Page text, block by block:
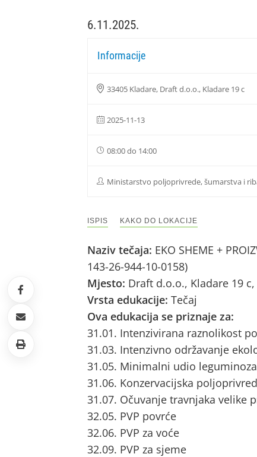
6.11.2025.
Informacije
33405 Kladare, Draft d.o.o., Kladare 19 c
2025-11-13
08:00 do 14:00
Ministarstvo poljoprivrede, šumarstva i
ISPIS KAKO DO LOKACIJE
Naziv tečaja: EKO SHEME +
143-26-944-10-0158)
Mjesto: Draft d.o.o., Kladare 19
Vrsta edukacije: Tečaj
Ova edukacija se priznaje za:
31.01. Intenzivirana raznolikost
31.03. Intenzivno održavanje
31.05. Minimalni udio
31.06. Konzervacijska
31.07. Očuvanje travnjaka velike
32.05. PVP povrće
32.06. PVP za voće
32.09. PVP za sjeme